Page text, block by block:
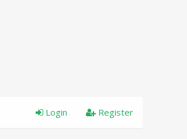
Register
Login